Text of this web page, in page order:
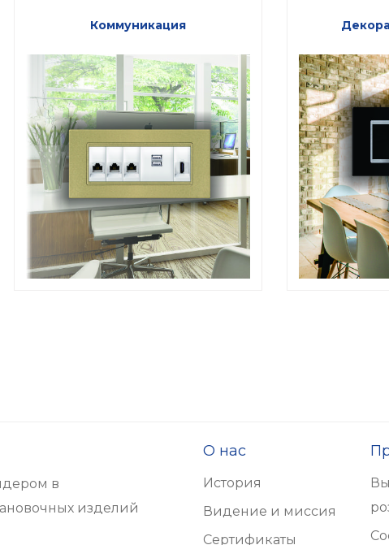
Коммуникация
в
изделий
О нас
История
Видение и миссия
Сертификаты